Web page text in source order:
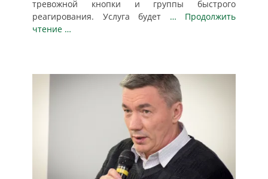
тревожной кнопки и группы быстрого
реагирования. Услуга будет … Продолжить
чтение …